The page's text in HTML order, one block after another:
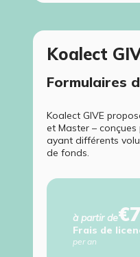
Koalect
Formulaires
Koalect GIVE
et Master –
ayant différents
de fonds.
à partir de
Frais de
per an